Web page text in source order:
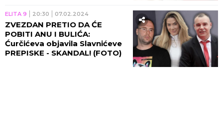
ELITA 9 20:30 07.02.2024
ZVEZDAN PRETIO DA ĆE
POBITI ANU I BULIĆA:
Ćurčićeva objavila Slavnićeve
PREPISKE - SKANDAL! (FOTO)